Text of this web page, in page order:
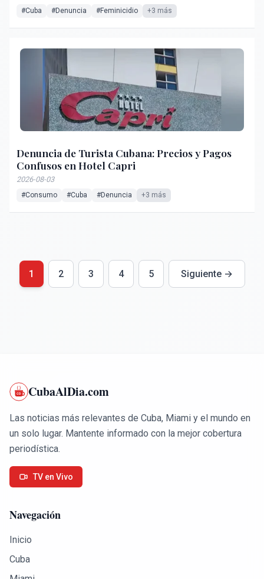
#Cuba #Denuncia #Feminicidio +3 más
Denuncia de Turista Cubana: Precios y Pagos
Confusos en Hotel Capri
2026-08-03
#Consumo #Cuba #Denuncia +3 más
1 2 3 4 5 Siguiente →
CubaAlDia.com
Las noticias más relevantes de Cuba, Miami y el mundo en
un solo lugar. Mantente informado con la mejor cobertura
periodística.
TV en Vivo
Navegación
Inicio
Cuba